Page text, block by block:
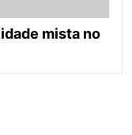
mista no